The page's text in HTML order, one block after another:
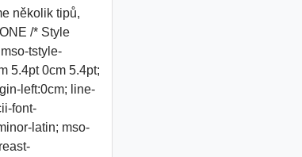
několik tipů,
/* Style
tstyle-
5.4pt 0cm 5.4pt;
left:0cm; line-
font-
latin; mso-